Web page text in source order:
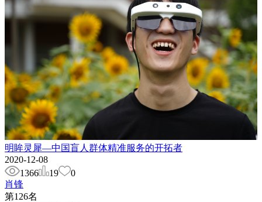
明眸灵犀—中国盲人群体精准服务的开拓者
2020-12-08
1366
19
0
肖锋
第126名